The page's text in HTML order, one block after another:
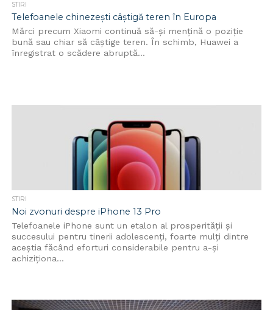
STIRI
Telefoanele chinezești câștigă teren în Europa
Mărci precum Xiaomi continuă să-și mențină o poziție
bună sau chiar să câștige teren. În schimb, Huawei a
înregistrat o scădere abruptă...
STIRI
Noi zvonuri despre iPhone 13 Pro
Telefoanele iPhone sunt un etalon al prosperității și
succesului pentru tinerii adolescenți, foarte mulți dintre
aceștia făcând eforturi considerabile pentru a-și
achiziționa...